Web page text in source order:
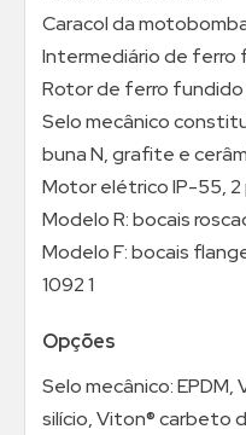
Caracol da
Intermediário de ferro
Rotor de ferro fundido
Selo mecânico
buna N, grafite e
Motor elétrico IP-55, 2
Modelo R: bocais
Modelo F: bocais
1092 1
Opções
Selo mecânico:
silício, Viton® carbeto